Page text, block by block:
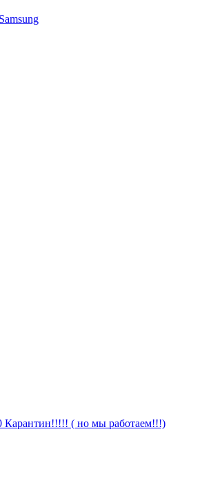
Карантин!!!!! ( но мы работаем!!!)